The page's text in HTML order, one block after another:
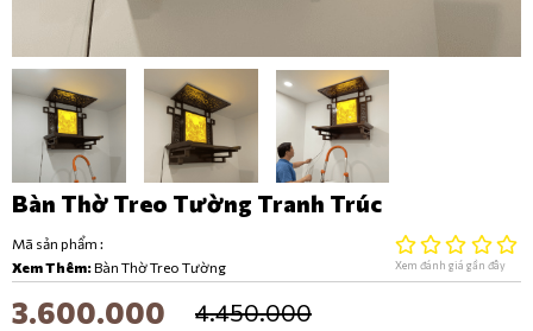
Bàn Thờ Treo Tường Tranh Trúc
Mã sản phẩm :
Xem Thêm:Bàn Thờ Treo Tường Xem đánh giá gần đây
3.600.000 4.450.000